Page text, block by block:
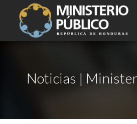
Noticias |